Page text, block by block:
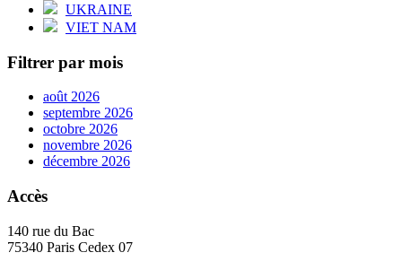
UKRAINE
VIET NAM
Filtrer par mois
août 2026
septembre 2026
octobre 2026
novembre 2026
décembre 2026
Accès
140 rue du Bac
75340 Paris Cedex 07